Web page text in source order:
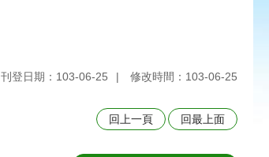
刊登日期：103-06-25 修改時間：103-06-25
回上一頁 回最上面